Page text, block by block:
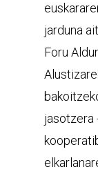
jarduna
Foru
jasotzera